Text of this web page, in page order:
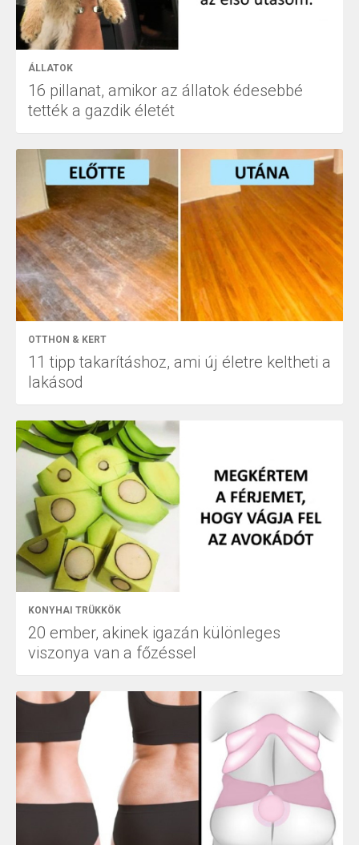
ÁLLATOK
16 pillanat, amikor az állatok édesebbé
tették a gazdik életét
OTTHON & KERT
11 tipp takarításhoz, ami új életre keltheti a
lakásod
KONYHAI TRÜKKÖK
20 ember, akinek igazán különleges
viszonya van a főzéssel